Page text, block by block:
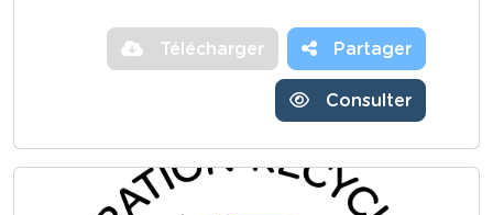
Télécharger Partager
Consulter